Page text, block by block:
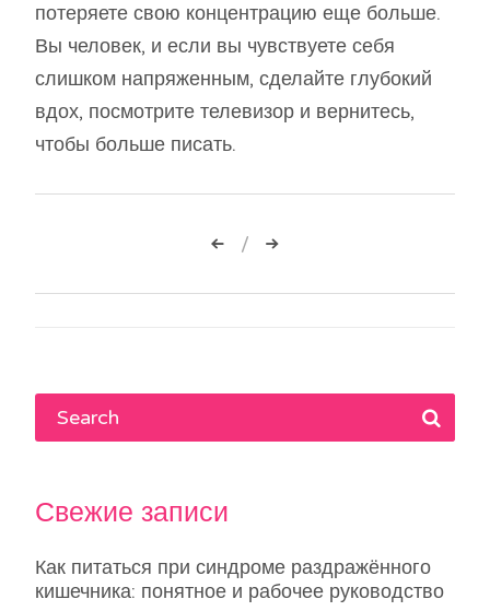
потеряете свою концентрацию еще больше.
Вы человек, и если вы чувствуете себя
слишком напряженным, сделайте глубокий
вдох, посмотрите телевизор и вернитесь,
чтобы больше писать.
Навигация
по
Свежие записи
Как питаться при синдроме раздражённого
кишечника: понятное и рабочее руководство